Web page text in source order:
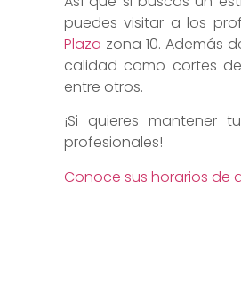
puedes visitar a los
Plaza zona 10. Además
calidad como cortes
entre otros.
¡Si quieres
profesionales!
Conoce sus horarios de